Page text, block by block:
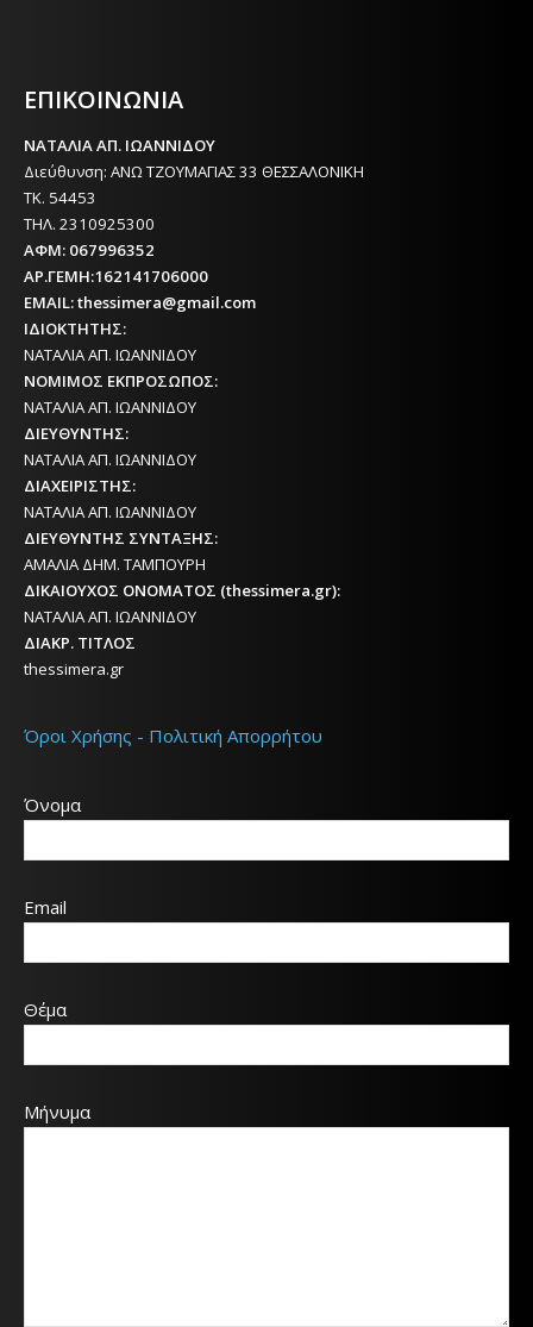
ΕΠΙΚΟΙΝΩΝΙΑ
ΝΑΤΑΛΙΑ ΑΠ. ΙΩΑΝΝΙΔΟΥ
Διεύθυνση: ΑΝΩ ΤΖΟΥΜΑΓΙΑΣ 33 ΘΕΣΣΑΛΟΝΙΚΗ
ΤΚ. 54453
ΤΗΛ. 2310925300
ΑΦΜ: 067996352
ΑΡ.ΓΕΜΗ:162141706000
EMAIL: thessimera@gmail.com
ΙΔΙΟΚΤΗΤΗΣ:
ΝΑΤΑΛΙΑ ΑΠ. ΙΩΑΝΝΙΔΟΥ
ΝΟΜΙΜΟΣ ΕΚΠΡΟΣΩΠΟΣ:
ΝΑΤΑΛΙΑ ΑΠ. ΙΩΑΝΝΙΔΟΥ
ΔΙΕΥΘΥΝΤΗΣ:
ΝΑΤΑΛΙΑ ΑΠ. ΙΩΑΝΝΙΔΟΥ
ΔΙΑΧΕΙΡΙΣΤΗΣ:
ΝΑΤΑΛΙΑ ΑΠ. ΙΩΑΝΝΙΔΟΥ
ΔΙΕΥΘΥΝΤΗΣ ΣΥΝΤΑΞΗΣ:
ΑΜΑΛΙΑ ΔΗΜ. ΤΑΜΠΟΥΡΗ
ΔΙΚΑΙΟΥΧΟΣ ΟΝΟΜΑΤΟΣ (thessimera.gr):
ΝΑΤΑΛΙΑ ΑΠ. ΙΩΑΝΝΙΔΟΥ
ΔΙΑΚΡ. ΤΙΤΛΟΣ
thessimera.gr
Όροι Χρήσης - Πολιτική Απορρήτου
Όνομα
Email
Θέμα
Μήνυμα